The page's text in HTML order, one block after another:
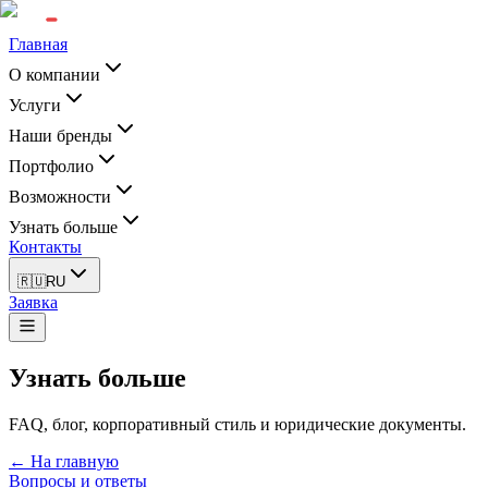
Главная
О компании
Услуги
Наши бренды
Портфолио
Возможности
Узнать больше
Контакты
🇷🇺RU
Заявка
Узнать больше
FAQ, блог, корпоративный стиль и юридические документы.
← На главную
Вопросы и ответы